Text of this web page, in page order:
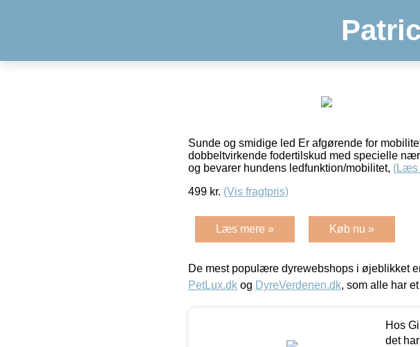
Sunde og smidige led Er afgørende for
dobbeltvirkende fodertilskud med specielle
og bevarer hundens ledfunktion/mobilitet, (Læs
499 kr. (Vis fragtpris)
Læs mere » Køb nu »
De mest populære dyrewebshops i øjeblikket
PetLux.dk og DyreVerdenen.dk, som alle har
Hos
det